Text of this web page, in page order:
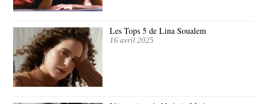
Les Tops 5 de Lina Soualem
16 avril 2025